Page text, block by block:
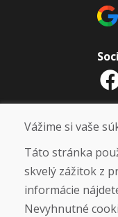
OD
Vážime si vaše
Táto stránka
skvelý zážitok z
informácie
Nevyhnutné